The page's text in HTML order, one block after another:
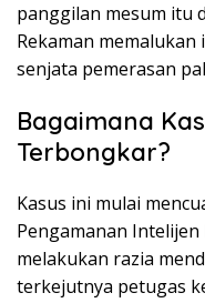
panggilan mesum itu
Rekaman
senjata pemerasan
Bagaimana
Terbongkar?
Kasus ini mulai
Pengamanan
melakukan razia
terkejutnya petugas